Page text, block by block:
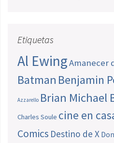
Etiquetas
Al EwingAmanecer
Batman Benjamin
Azzarello Brian Michael
Charles Soule cine en
Comics Destino de X